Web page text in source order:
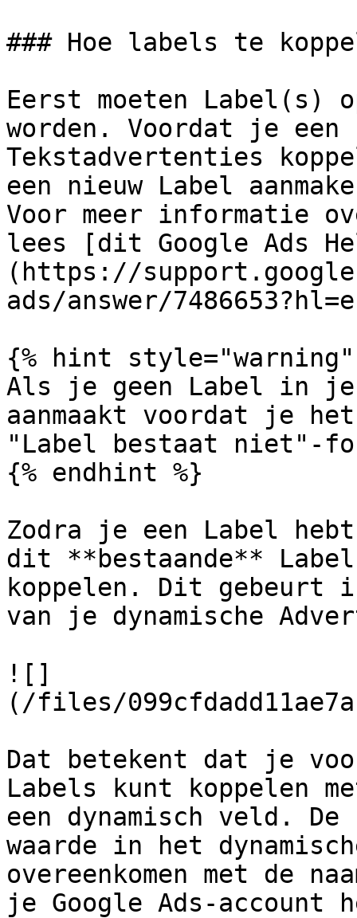
### Hoe labels te
Eerst moeten Label(s)
worden. Voordat je
Tekstadvertenties
een nieuw Label
Voor meer informatie
lees [dit Google Ads
(https://
ads/answer/
{% hint style="warning"
Als je geen Label in je
aanmaakt voordat je
"Label bestaat niet"-
{% endhint %}
Zodra je een Label hebt
dit **bestaande**
koppelen. Dit gebeurt
van je dynamische
![]
(/files/
Dat betekent dat je
Labels kunt koppelen
een dynamisch veld.
waarde in het
overeenkomen met de
je Google Ads-account